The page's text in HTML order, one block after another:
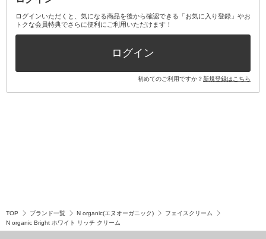
その他オーラルケア
ボディケアキット
その他キット・セット
ログインいただくと、気になる商品を後から確認できる「お気に入り登録」やお
トクな会員特典でさらに便利にご利用いただけます！
ログイン
初めてのご利用ですか？新規登録はこちら
TOP ブランド一覧 N organic(エヌオーガニック)
フェイスクリーム
N organic Bright ホワイト リッチ クリーム